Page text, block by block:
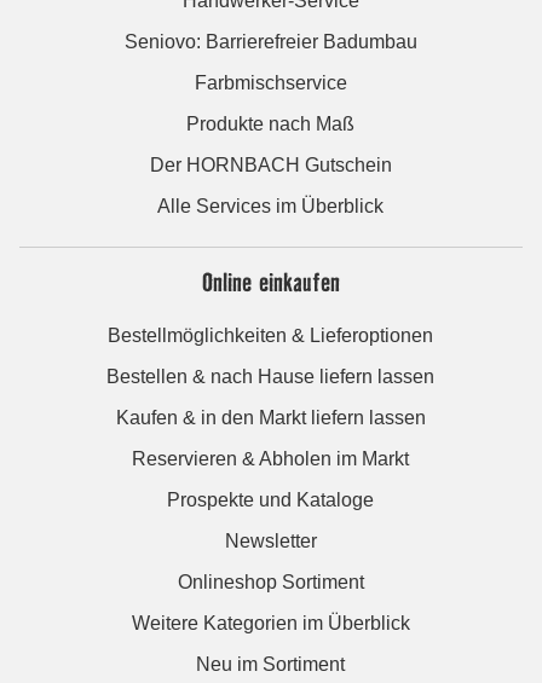
Seniovo: Barrierefreier Badumbau
Farbmischservice
Produkte nach Maß
Der HORNBACH Gutschein
Alle Services im Überblick
Online einkaufen
Bestellmöglichkeiten & Lieferoptionen
Bestellen & nach Hause liefern lassen
Kaufen & in den Markt liefern lassen
Reservieren & Abholen im Markt
Prospekte und Kataloge
Newsletter
Onlineshop Sortiment
Weitere Kategorien im Überblick
Neu im Sortiment